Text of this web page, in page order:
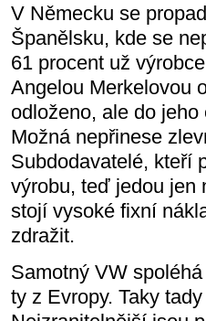
V Německu se
Španělsku, kde se
61 procent už
Angelou Merkelovou
odloženo, ale do
Možná nepřinese
Subdodavatelé, kteří
výrobu, teď jedou jen
stojí vysoké fixní
zdražit.
Samotný VW
ty z Evropy. Taky